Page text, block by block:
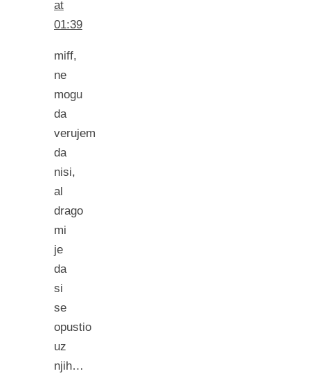
at
01:39
miff,
ne
mogu
da
verujem
da
nisi,
al
drago
mi
je
da
si
se
opustio
uz
njih…